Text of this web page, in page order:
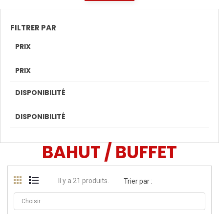
FILTRER PAR
PRIX
PRIX
DISPONIBILITÉ
DISPONIBILITÉ
BAHUT / BUFFET
Il y a 21 produits.
Choisir